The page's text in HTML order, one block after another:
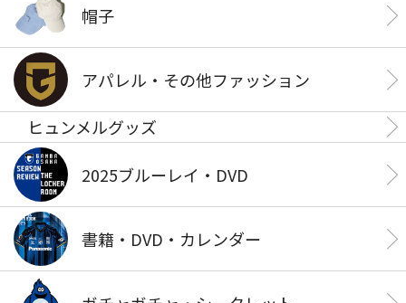
帽子
アパレル・その他ファッション
ヒュンメルグッズ
2025ブルーレイ・DVD
書籍・DVD・カレンダー